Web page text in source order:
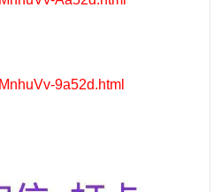
9a52d.html